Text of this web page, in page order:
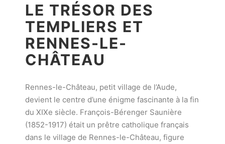
LE TRÉSOR DES
TEMPLIERS ET
RENNES-LE-
CHÂTEAU
Rennes-le-Château, petit village de l’Aude,
devient le centre d’une énigme fascinante à la fin
du XIXe siècle. François-Bérenger Saunière
(1852-1917) était un prêtre catholique français
dans le village de Rennes-le-Château, figure